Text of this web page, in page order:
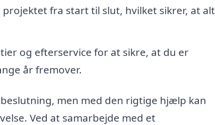
fra start til slut, hvilket sikrer, at alt
og efterservice for at sikre, at du er
år fremover.
men med den rigtige hjælp kan
Ved at samarbejde med et